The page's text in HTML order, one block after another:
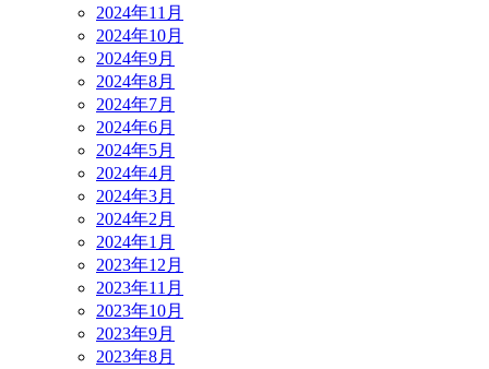
2024年11月
2024年10月
2024年9月
2024年8月
2024年7月
2024年6月
2024年5月
2024年4月
2024年3月
2024年2月
2024年1月
2023年12月
2023年11月
2023年10月
2023年9月
2023年8月